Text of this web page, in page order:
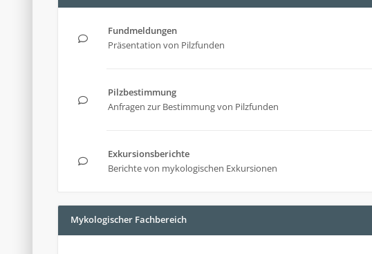
Fundmeldungen
Präsentation von Pilzfunden
Pilzbestimmung
Anfragen zur Bestimmung von Pilzfunden
Exkursionsberichte
Berichte von mykologischen Exkursionen
Mykologischer Fachbereich